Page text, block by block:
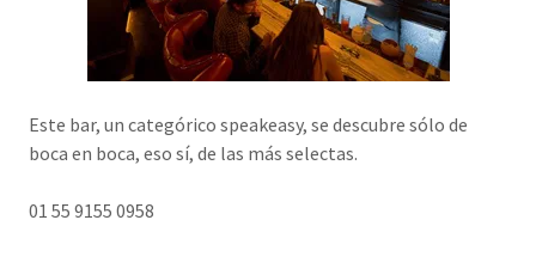
Este bar, un categórico speakeasy, se descubre sólo de
boca en boca, eso sí, de las más selectas.
01 55 9155 0958